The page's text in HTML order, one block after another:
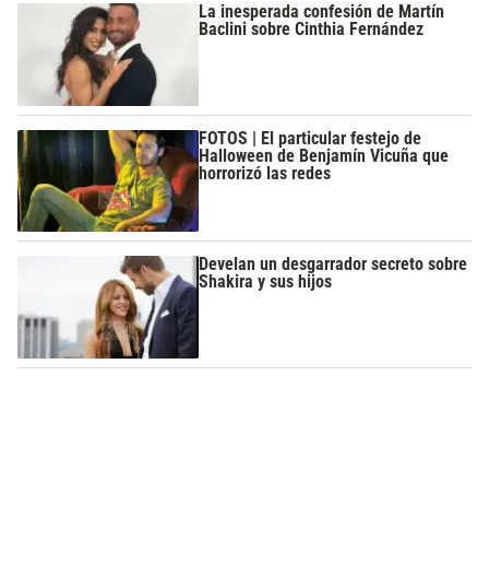
La inesperada confesión de Martín
Baclini sobre Cinthia Fernández
FOTOS | El particular festejo de
Halloween de Benjamín Vicuña que
horrorizó las redes
Develan un desgarrador secreto sobre
Shakira y sus hijos